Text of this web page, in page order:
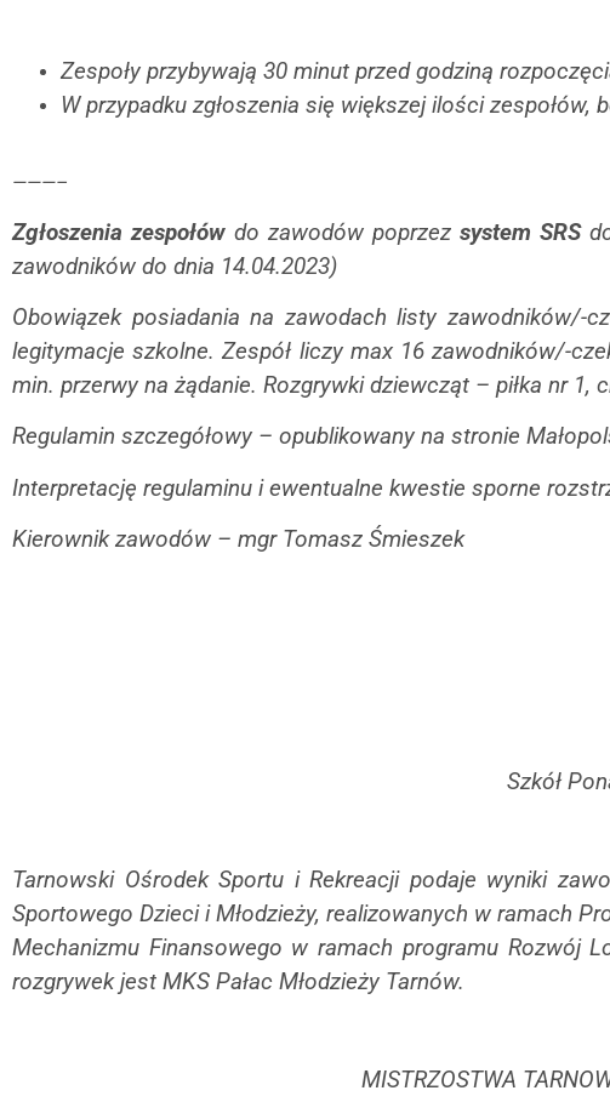
Zespoły przybywają 30 minut przed godziną
W przypadku zgłoszenia się większej ilości
———–
Zgłoszenia zespołów do zawodów poprzez system SRS
zawodników do dnia 14.04.2023)
Obowiązek posiadania na zawodach listy zawodników/-
legitymacje szkolne. Zespół liczy max 16 zawodników/-
min. przerwy na żądanie. Rozgrywki dziewcząt – piłka nr 1,
Regulamin szczegółowy – opublikowany na stronie
Interpretację regulaminu i ewentualne kwestie sporne
Kierownik zawodów – mgr Tomasz Śmieszek
Szkół
Tarnowski Ośrodek Sportu i Rekreacji podaje wyniki
Sportowego Dzieci i Młodzieży, realizowanych w ramach
Mechanizmu Finansowego w ramach programu Rozwój
rozgrywek jest MKS Pałac Młodzieży Tarnów.
MISTRZOSTWA